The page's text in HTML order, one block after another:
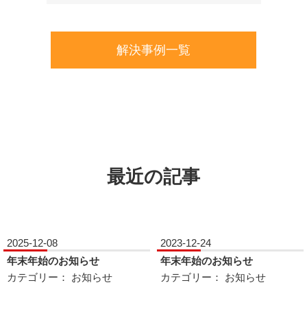
解決事例一覧
最近の記事
2025-12-08
年末年始のお知らせ
カテゴリー： お知らせ
2023-12-24
年末年始のお知らせ
カテゴリー： お知らせ